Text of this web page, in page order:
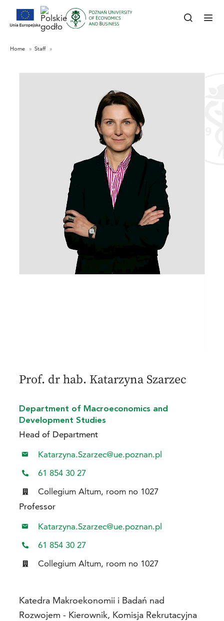
Prof. dr hab. Katarzyna Szarzec
Department of Macroeconomics and
Development Studies
Head of Department
Katarzyna.Szarzec@ue.poznan.pl
61 854 30 27
Collegium Altum, room no 1027
Professor
Katarzyna.Szarzec@ue.poznan.pl
61 854 30 27
Collegium Altum, room no 1027
Katedra Makroekonomii i Badań nad
Rozwojem - Kierownik, Komisja Rekrutacyjna